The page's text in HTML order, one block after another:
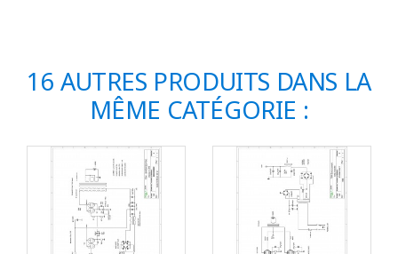
16 AUTRES PRODUITS DANS LA
MÊME CATÉGORIE :